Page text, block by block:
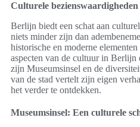
Culturele
Berlijn biedt een schat aan
niets minder zijn dan
historische en moderne
aspecten van de cultuur in Berlijn
zijn Museumsinsel en de
van de stad vertelt zijn eigen
het verder te ontdekken.
Museumsinsel: Een culturele